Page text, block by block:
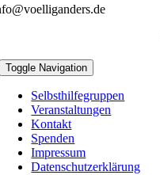
Toggle Navigation
Selbsthilfegruppen
Veranstaltungen
Kontakt
Spenden
Impressum
Datenschutzerklärung